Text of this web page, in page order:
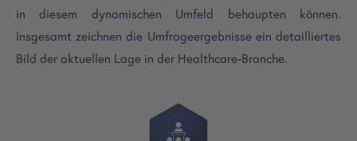
in diesem dynamischen Umfeld behaupten können.
Insgesamt zeichnen die Umfrageergebnisse ein detailliertes
Bild der aktuellen Lage in der Healthcare-Branche.